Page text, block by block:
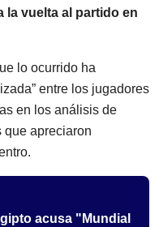
la vuelta al partido en
lo ocurrido ha
entre los jugadores
en los análisis de
que apreciaron
acusa "Mundial